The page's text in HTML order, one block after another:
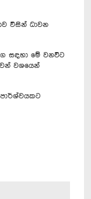
විසින් ධාවන
මේ වනවිට
වශයෙන්